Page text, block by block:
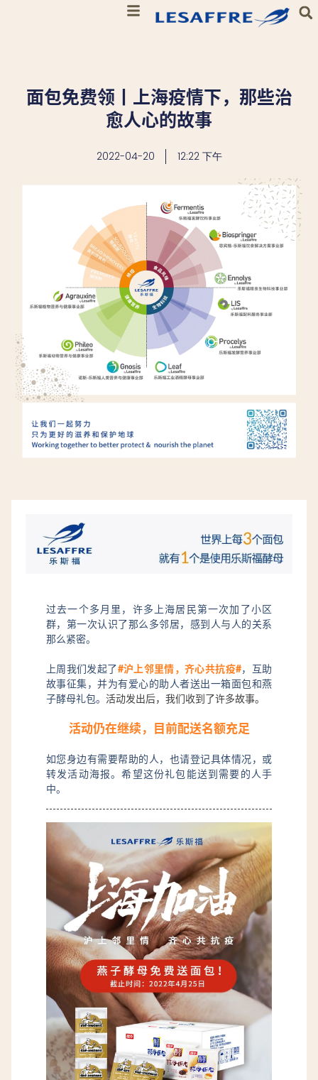
面包免费领丨上海疫情下，那些治
愈人心的故事
2022-04-20 12:22 下午
过去一个多月里，许多上海居民第一次加了小区
群，第一次认识了那么多邻居，感到人与人的关系
那么紧密。
上周我们发起了#沪上邻里情，齐心共抗疫#，互助
故事征集，并为有爱心的助人者送出一箱面包和燕
子酵母礼包。 活动发出后，我们收到了许多故事。
活动仍在继续，目前配送名额充足
如您身边有需要帮助的人，也请登记具体情况，或
转发活动海报。希望这份礼包能送到需要的人手
中。